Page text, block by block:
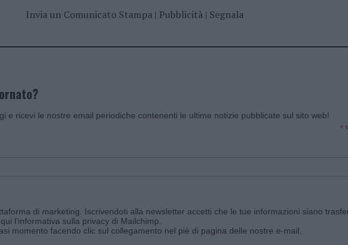
Invia un Comunicato Stampa| Pubblicità| Segnala
e ricevi le nostre email periodiche contenenti le ultime notizie pubblicate sul sito web!
*
di marketing. Iscrivendoti alla newsletter accetti che le tue informazioni siano
l'informativa sulla privacy di Mailchimp
momento facendo clic sul collegamento nel piè di pagina delle nostre e-mail.